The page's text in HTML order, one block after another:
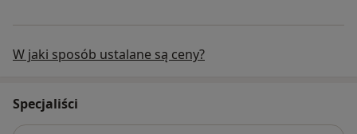
W jaki sposób ustalane są ceny?
Specjaliści